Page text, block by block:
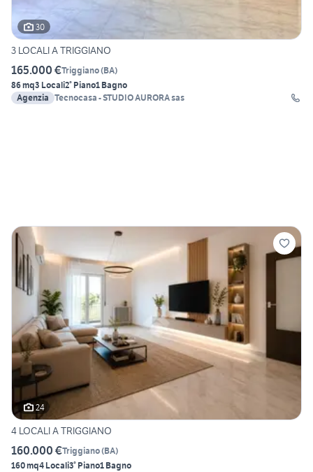
30
3 LOCALI A TRIGGIANO
165.000 €Triggiano(BA)
86 mq3 Locali2° Piano1 Bagno
Agenzia Tecnocasa - STUDIO AURORA sas
24
4 LOCALI A TRIGGIANO
160.000 €Triggiano(BA)
160 mq4 Locali3° Piano1 Bagno